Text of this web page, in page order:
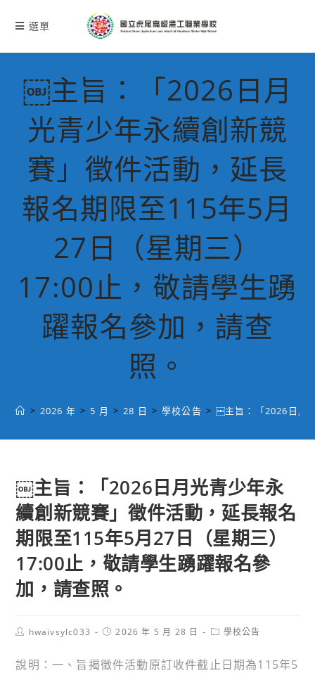
選單
￼主旨：「2026日月
光青少年永續創新競
賽」徵件活動，延長
報名期限至115年5月
27日（星期三）
17:00止，敬請學生踴
躍報名參加，請查
照。
> 2026 年 > 5 月 > 28 日 > 學校公告 > ￼主旨：「2026日月
￼主旨：「2026日月光青少年永
續創新競賽」徵件活動，延長報名
期限至115年5月27日（星期三）
17:00止，敬請學生踴躍報名參
加，請查照。
Posthwaivsylc033
Post2026 年 5 月 28 日
Post學校公告
說明：一、旨揭徵件活動原訂收件截止日期為115年5